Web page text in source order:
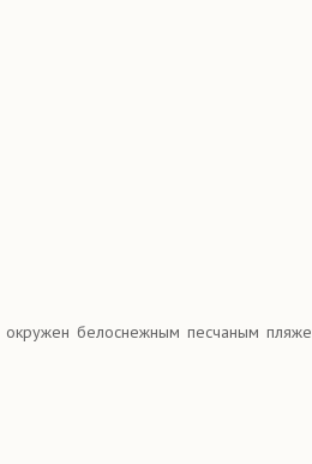
белоснежным песчаным